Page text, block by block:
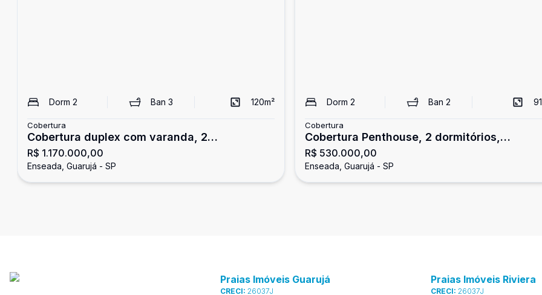
Dorm 2 Ban3 120m²
Cobertura
Cobertura duplex com varanda, 2
dormitórios, Tortugas, Guarujá
R$ 1.170.000,00
Enseada, Guarujá - SP
Dorm 2 Ban 2 91
Cobertura
Cobertura Penthouse, 2 dormitórios,
Enseada, Guarujá
R$ 530.000,00
Enseada, Guarujá - SP
Praias Imóveis Guarujá
CRECI: 26037J
Praias Imóveis Riviera
CRECI: 26037J